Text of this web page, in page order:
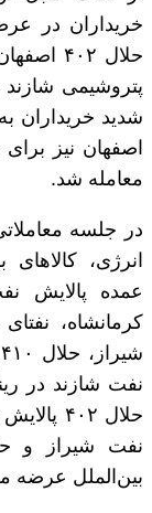
خریداران در
حلال
اصفهان نیز
معامله شد.
عمده پالایش
کرمانشاه،
نفت شازند در
حلال
بین‌الملل عرضه